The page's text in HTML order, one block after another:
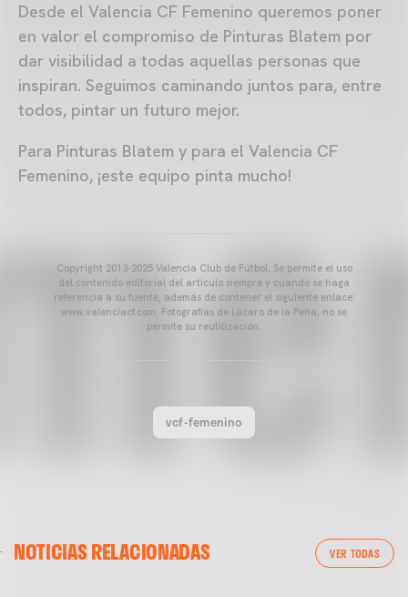
Desde el Valencia CF Femenino queremos poner
en valor el compromiso de Pinturas Blatem por
dar visibilidad a todas aquellas personas que
inspiran. Seguimos caminando juntos para, entre
todos, pintar un futuro mejor.
Para Pinturas Blatem y para el Valencia CF
Femenino, ¡este equipo pinta mucho!
Copyright 2013-2025 Valencia Club de Fútbol. Se permite el uso
del contenido editorial del artículo siempre y cuando se haga
referencia a su fuente, además de contener el siguiente enlace:
www.valenciacf.com. Fotografías de Lázaro de la Peña, no se
permite su reutilización.
vcf-femenino
NOTICIAS RELACIONADAS VER TODAS